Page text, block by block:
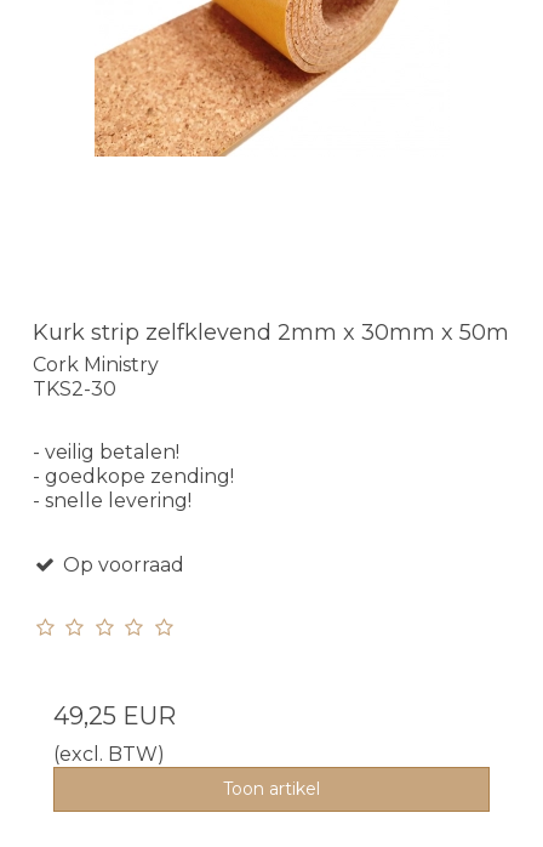
Kurk strip zelfklevend 2mm x 30mm x 50m
Cork Ministry
TKS2-30
- veilig betalen!
- goedkope zending!
- snelle levering!
Op voorraad
49,25 EUR
(excl. BTW)
Toon artikel